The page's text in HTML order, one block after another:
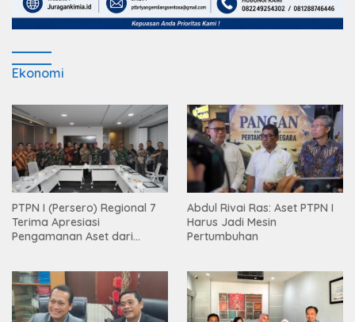
Ekonomi
PTPN I (Persero) Regional 7
Terima Apresiasi
Pengamanan Aset dari
Abdul Rivai Ras: Aset PTPN I
Harus Jadi Mesin
Pertumbuhan